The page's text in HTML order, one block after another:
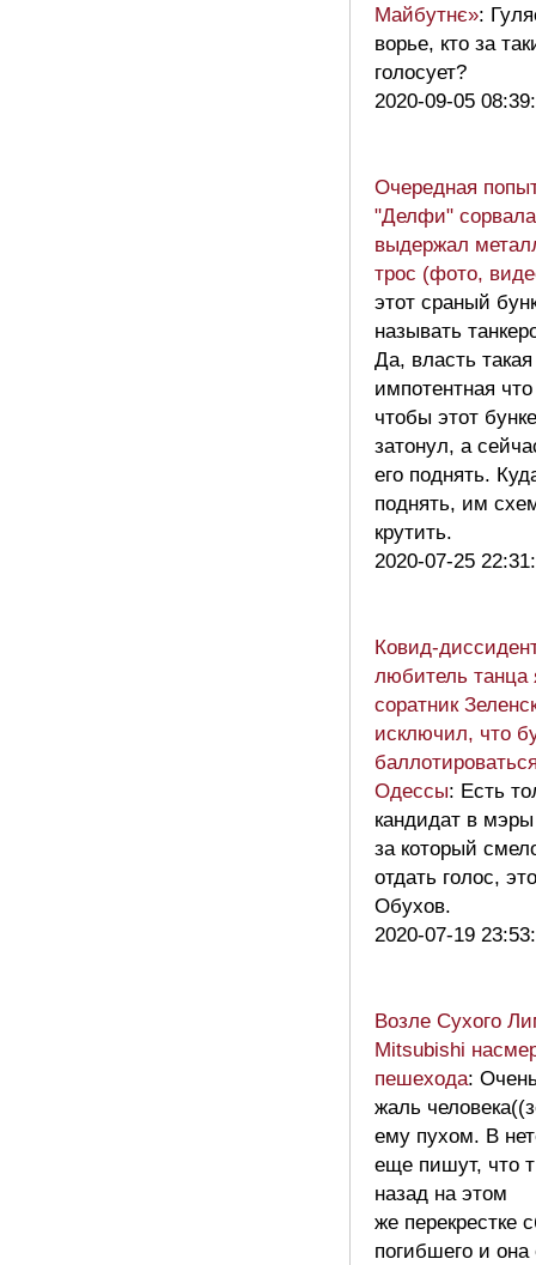
Майбутнє»:
ворье, кто за
голосует?
2020-09-05
Очередная
"Делфи"
выдержал
трос (фото,
этот сраный
называть
Да, власть такая
импотентная
чтобы этот
затонул, а
его поднять.
поднять, им
крутить.
2020-07-25
Ковид-
любитель танца
соратник
исключил, что
Одессы: Есть
кандидат в
за который
отдать голос,
Обухов.
2020-07-19
Возле Сухого
Mitsubishi
пешехода:
жаль
ему пухом. В
еще пишут, что
назад на этом
же перекрестке
погибшего и она